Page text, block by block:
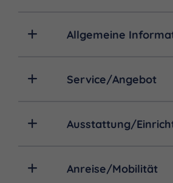
Allgemeine
Service/Angebot
Ausstattung/
Anreise/Mobilität